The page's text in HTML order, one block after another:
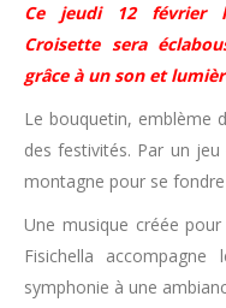
Ce jeudi 12 février
Croisette sera
grâce à un son et
Le bouquetin, emblème
des festivités. Par un
montagne pour se
Une musique créée
Fisichella
symphonie à une